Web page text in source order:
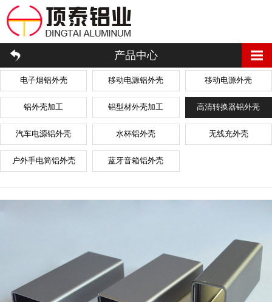
产品中心
电子烟铝外壳 移动电源铝外壳 移动电源外壳
铝外壳加工 铝型材外壳加工 高清转换器铝外壳
汽车电源铝外壳 水杯铝外壳 无线充外壳
户外手电筒铝外壳 蓝牙音箱铝外壳